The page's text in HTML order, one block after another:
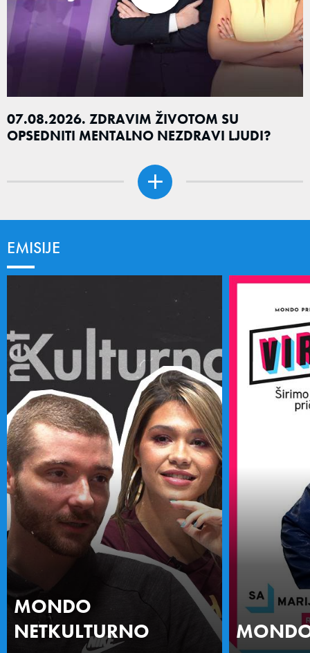
07.08.2026. ZDRAVIM ŽIVOTOM SU
OPSEDNITI MENTALNO NEZDRAVI LJUDI?
EMISIJE
MONDO
NETKULTURNO